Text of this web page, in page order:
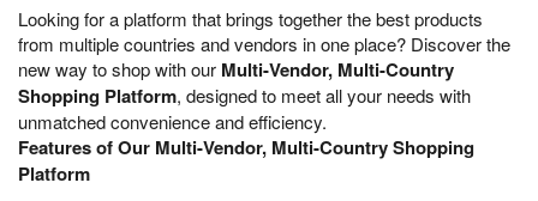
Looking for a platform that brings together the best products
from multiple countries and vendors in one place? Discover the
new way to shop with our Multi-Vendor, Multi-Country
Shopping Platform, designed to meet all your needs with
unmatched convenience and efficiency.
Features of Our Multi-Vendor, Multi-Country Shopping
Platform